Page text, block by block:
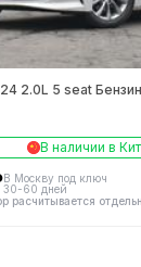
дверей
цилиндров
2.0L 5 seat Бензин
В наличии в
В Москву под ключ
30-60 дней
расчитывается